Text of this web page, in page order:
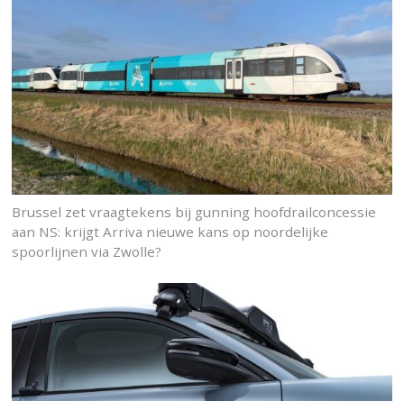
Brussel zet vraagtekens bij gunning hoofdrailconcessie
aan NS: krijgt Arriva nieuwe kans op noordelijke
spoorlijnen via Zwolle?